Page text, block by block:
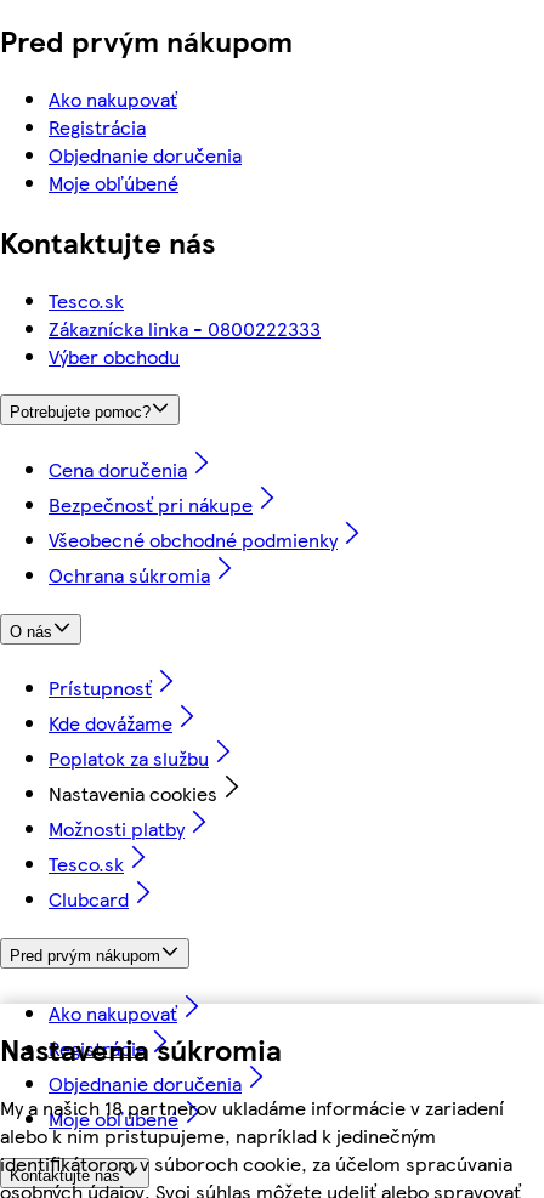
Nastavenia súkromia
My a našich 18 partnerov ukladáme informácie v zariadení
alebo k nim pristupujeme, napríklad k jedinečným
identifikátorom v súboroch cookie, za účelom spracúvania
osobných údajov. Svoj súhlas môžete udeliť alebo spravovať
Pred prvým nákupom
Ako nakupovať
Registrácia
Objednanie doručenia
Moje obľúbené
Kontaktujte nás
Tesco.sk
Zákaznícka linka - 0800222333
Výber obchodu
Potrebujete pomoc?
Cena doručenia
Bezpečnosť pri nákupe
Všeobecné obchodné podmienky
Ochrana súkromia
O nás
Prístupnosť
Kde dovážame
Poplatok za službu
Nastavenia cookies
Možnosti platby
Tesco.sk
Clubcard
Pred prvým nákupom
Ako nakupovať
Registrácia
Objednanie doručenia
Moje obľúbené
Kontaktujte nás